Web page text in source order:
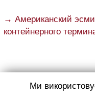
→ Американский
контейнерного
Телеграм канал
Ми